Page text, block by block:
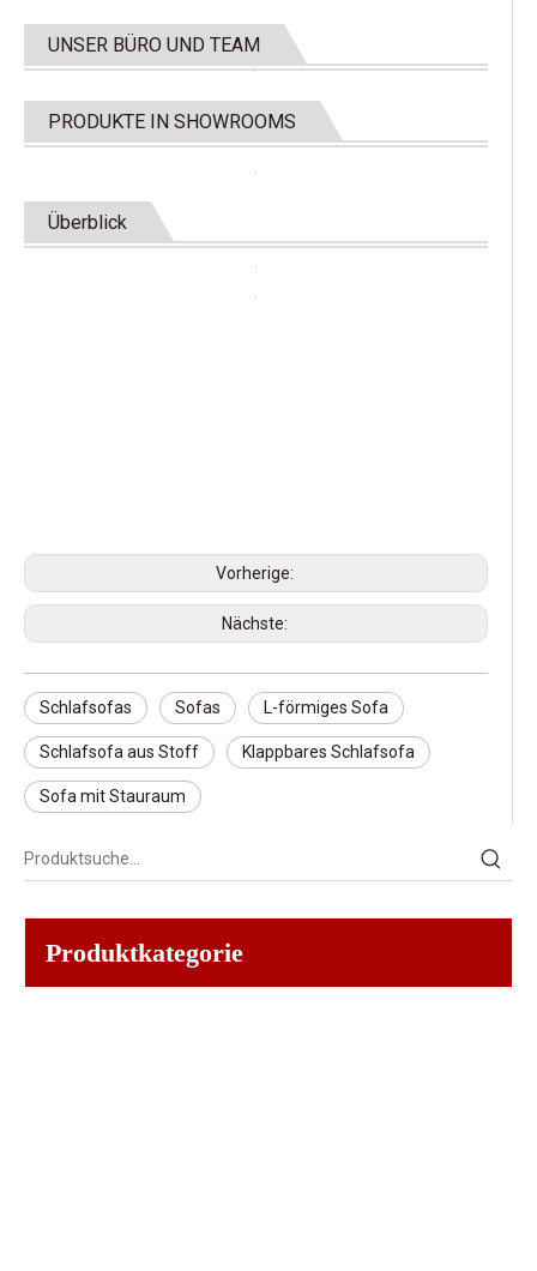
UNSER BÜRO UND TEAM
PRODUKTE IN SHOWROOMS
Überblick
Vorherige:
Nächste:
Schlafsofas Sofas L-förmiges Sofa
Schlafsofa aus Stoff Klappbares Schlafsofa
Sofa mit Stauraum
Produktkategorie